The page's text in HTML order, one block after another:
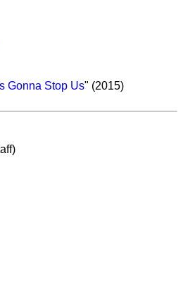
Gonna Stop Us" (2015)